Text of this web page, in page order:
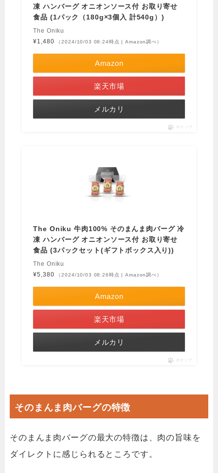
凍 ハンバーグ オニオンソース付 お取り寄せ
食品 (1パック（180g×3個入 計540g）)
The Oniku
¥1,480
（2024/10/03 08:24時点 | Amazon調べ）
Amazon
楽天市場
メルカリ
ポチップ
The Oniku 牛肉100% そのまんま肉バーグ 冷
凍 ハンバーグ オニオンソース付 お取り寄せ
食品 (3パックセット(ギフトボックス入り))
The Oniku
¥5,380
（2024/10/03 08:26時点 | Amazon調べ）
Amazon
楽天市場
メルカリ
ポチップ
そのまんま肉バーグの特徴
そのまんま肉バーグの最大の特徴は、肉の旨味を
ダイレクトに感じられるところです。